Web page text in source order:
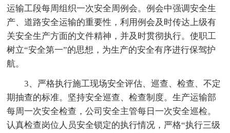
运输工段每周组织一次安全周例会。例会中强调安全生
产、道路安全运输的重要性，利用例会及时传达上级有
关安全生产方面的文件精神，并及时贯彻执行。使职工
树立“安全第一”的思想，为生产的安全有序进行保驾护
航。
3、严格执行施工现场安全评估、巡查、检查、不定
期抽查的标准。坚持安全巡查、检查制度。生产运输部
每周一次安全检查，公司安全主管每日一次安全巡检。
认真检查岗位人员安全锁定的执行情况，严格“执行三级